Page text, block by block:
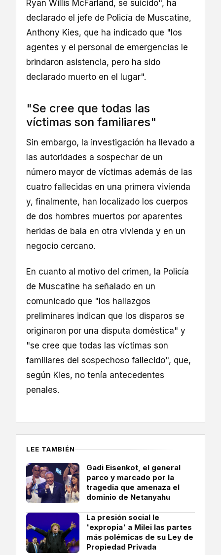
Ryan Willis McFarland, se suicidó", ha
declarado el jefe de Policía de Muscatine,
Anthony Kies, que ha indicado que "los
agentes y el personal de emergencias le
brindaron asistencia, pero ha sido
declarado muerto en el lugar".
"Se cree que todas las
víctimas son familiares"
Sin embargo, la investigación ha llevado a
las autoridades a sospechar de un
número mayor de víctimas además de las
cuatro fallecidas en una primera vivienda
y, finalmente, han localizado los cuerpos
de dos hombres muertos por aparentes
heridas de bala en otra vivienda y en un
negocio cercano.
En cuanto al motivo del crimen, la Policía
de Muscatine ha señalado en un
comunicado que "los hallazgos
preliminares indican que los disparos se
originaron por una disputa doméstica" y
"se cree que todas las víctimas son
familiares del sospechoso fallecido", que,
según Kies, no tenía antecedentes
penales.
LEE TAMBIÉN
Gadi Eisenkot, el general
parco y marcado por la
tragedia que amenaza el
dominio de Netanyahu
La presión social le
'expropia' a Milei las partes
más polémicas de su Ley de
Propiedad Privada